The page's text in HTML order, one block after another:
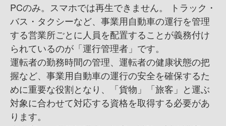
PCのみ。スマホでは再生できません。 トラック・
バス・タクシーなど、事業用自動車の運行を管理
する営業所ごとに人員を配置することが義務付け
られているのが「運行管理者」です。
運転者の勤務時間の管理、運転者の健康状態の把
握など、事業用自動車の運行の安全を確保するた
めに重要な役割となり、「貨物」「旅客」と運ぶ
対象に合わせて対応する資格を取得する必要があ
ります。